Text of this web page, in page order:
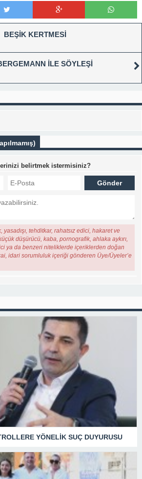
BEŞİK KERTMESİ
İLE SÖYLEŞİ
belirtmek istermisiniz?
yasadışı, tehditkar, rahatsız edici, hakaret ve
düşürücü, kaba, pornografik, ahlaka aykırı,
ya da benzeri niteliklerde içeriklerden doğan
idari sorumluluk içeriği gönderen Üye/Üyeler’e
YÖNELİK SUÇ DUYURUSU